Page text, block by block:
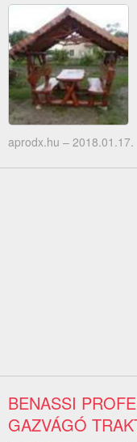
aprodx.hu – 2018.01.17.
BENASSI
GAZVÁGÓ